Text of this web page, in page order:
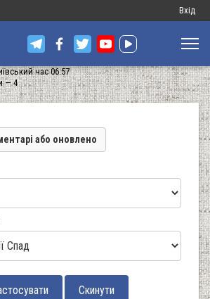
Меню
запису
Вхід
час 06:57
— 4
або оновлено